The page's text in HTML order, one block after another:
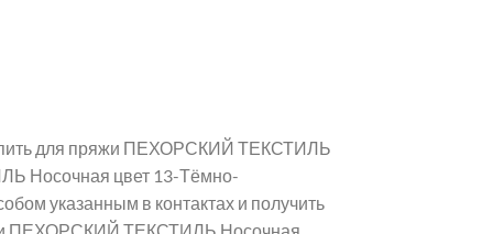
для пряжи ПЕХОРСКИЙ ТЕКСТИЛЬ
Носочная цвет 13-Тёмно-
указанным в контактах и получить